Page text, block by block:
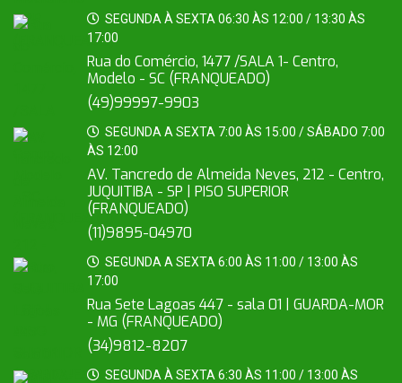
SEGUNDA À SEXTA 06:30 ÀS 12:00 / 13:30 ÀS
17:00
Rua do Comércio, 1477 /SALA 1- Centro,
Modelo - SC (FRANQUEADO)
(49)99997-9903
SEGUNDA A SEXTA 7:00 ÀS 15:00 / SÁBADO 7:00
ÀS 12:00
AV. Tancredo de Almeida Neves, 212 - Centro,
JUQUITIBA - SP | PISO SUPERIOR
(FRANQUEADO)
(11)9895-04970
SEGUNDA A SEXTA 6:00 ÀS 11:00 / 13:00 ÀS
17:00
Rua Sete Lagoas 447 - sala 01 | GUARDA-MOR
- MG (FRANQUEADO)
(34)9812-8207
SEGUNDA À SEXTA 6:30 ÀS 11:00 / 13:00 ÀS